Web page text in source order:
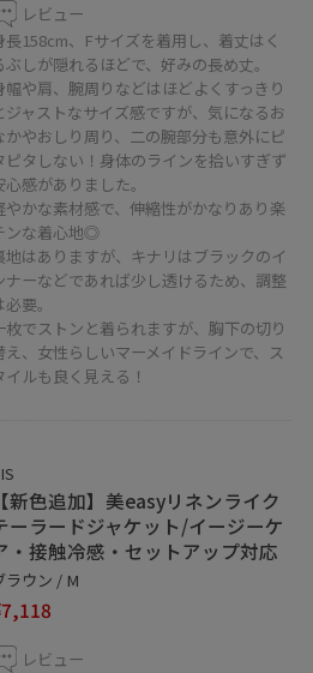
物です。
れば嬉しいです！
お願いします♡
問い合わせや、
など、
ジください ♪
タッフにご相談は
レビュー
長158cm、Fサイズを着用し、着丈はく
ぶしが隠れるほどで、好みの長め丈。
幅や肩、腕周りなどはほどよくすっきり
ジャストなサイズ感ですが、気になるお
かやおしり周り、二の腕部分も意外にピ
ピタしない！身体のラインを拾いすぎず
心感がありました。
やかな素材感で、伸縮性がかなりあり楽
ンな着心地◎
地はありますが、キナリはブラックのイ
ナーなどであれば少し透けるため、調整
必要。
枚でストンと着られますが、胸下の切り
え、女性らしいマーメイドラインで、ス
イルも良く見える！
【新色追加】美easyリネンライク
ーラードジャケット/イージーケ
・接触冷感・セットアップ対応
ラウン / M
レビュー